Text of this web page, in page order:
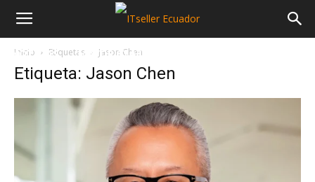
NOTICIAS MAYORISTAS
Inicio Etiquetas Jason Chen
Etiqueta: Jason Chen